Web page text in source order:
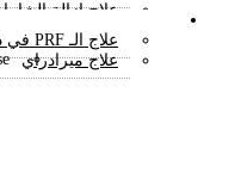
علاج إزالة
شدّ البشرة بالليزر
علاج التقشير
علاج تقشير
علاج الـ PRF في دبي
علاج ميرادراي